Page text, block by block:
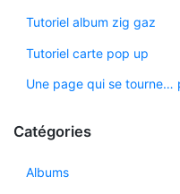
Tutoriel album zig gaz
Tutoriel carte pop up
Une page qui se tourne…
Catégories
Albums